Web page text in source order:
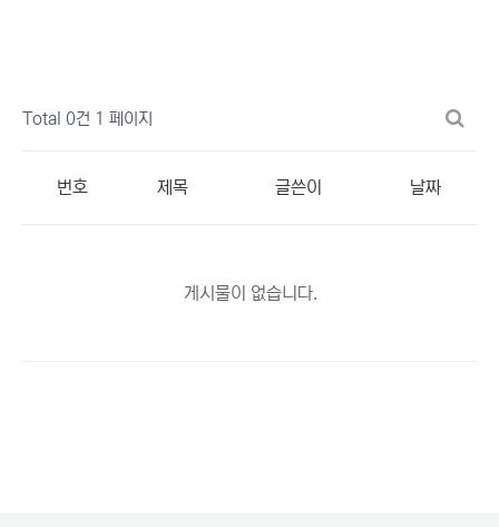
Total 0건 1 페이지
번호 제목 글쓴이 날짜
게시물이 없습니다.